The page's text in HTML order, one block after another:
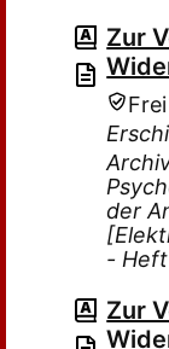
Zur
der
-
Zur